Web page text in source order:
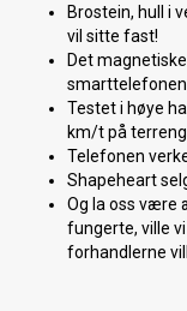
Brostein, hull i
vil sitte fast!
Det
smarttelefonen
Testet i høye
km/t på
Telefonen
Shapeheart
Og la oss være
fungerte, ville
forhandlerne